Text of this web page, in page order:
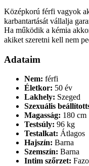
Középkorú férfi vagyok
karbantartását vállalja
Ha működik a kémia
akiket szeretni kell nem
Adataim
Nem: férfi
Életkor: 50 év
Lakhely: Szeged
Szexuális
Magasság: 180 cm
Testsúly: 96 kg
Testalkat: Átlagos
Hajszín: Barna
Szemszín: Barna
Intim szőrzet: